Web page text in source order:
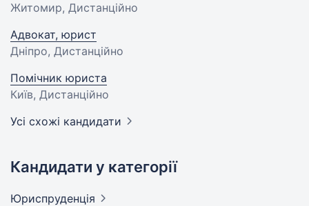
Житомир, Дистанційно
Адвокат, юрист
Дніпро, Дистанційно
Помічник юриста
Київ, Дистанційно
Усі схожі кандидати
Кандидати у категорії
Юриспруденція